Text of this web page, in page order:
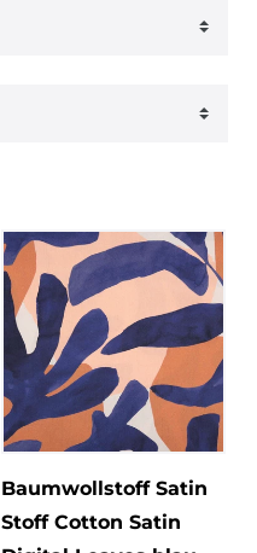
Baumwollstoff Satin
Stoff Cotton Satin